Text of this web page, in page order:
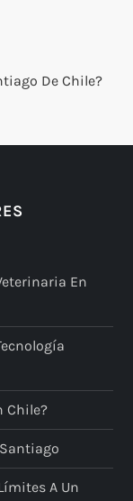
De Chile?
En
Chile?
A Un